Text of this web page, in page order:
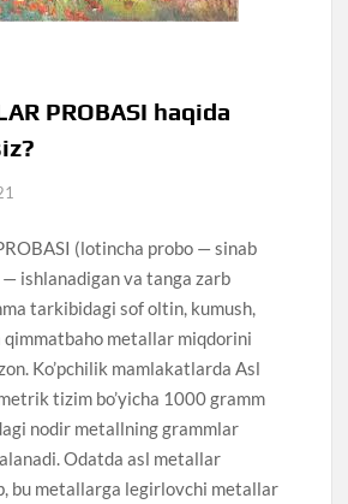
PROBASI haqida
(lotincha probo — sinab
— ishlanadigan va tanga zarb
tarkibidagi sof oltin, kumush,
qimmatbaho metallar miqdorini
Ko’pchilik mamlakatlarda Asl
tizim bo’yicha 1000 gramm
nodir metallning grammlar
Odatda asl metallar
bu metallarga legirlovchi metallar